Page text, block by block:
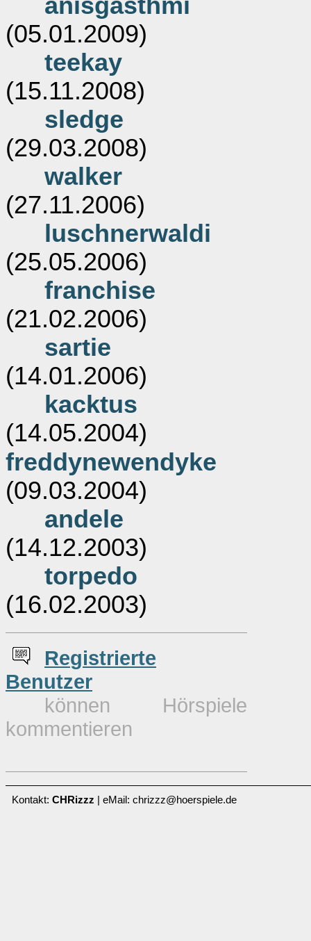
anisgasthmi
(05.01.2009)
teekay
(15.11.2008)
sledge
(29.03.2008)
walker
(27.11.2006)
luschnerwaldi
(25.05.2006)
franchise
(21.02.2006)
sartie
(14.01.2006)
kacktus
(14.05.2004)
freddynewendyke
(09.03.2004)
andele
(14.12.2003)
torpedo
(16.02.2003)
Registrierte
Benutzer
können Hörspiele
kommentieren
Kontakt: CHRizzz | eMail: chrizzz@hoerspiele.de